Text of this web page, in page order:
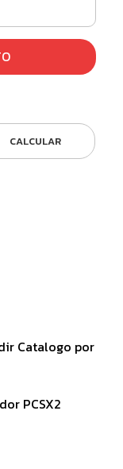
CALCULAR
Catalogo por
PCSX2